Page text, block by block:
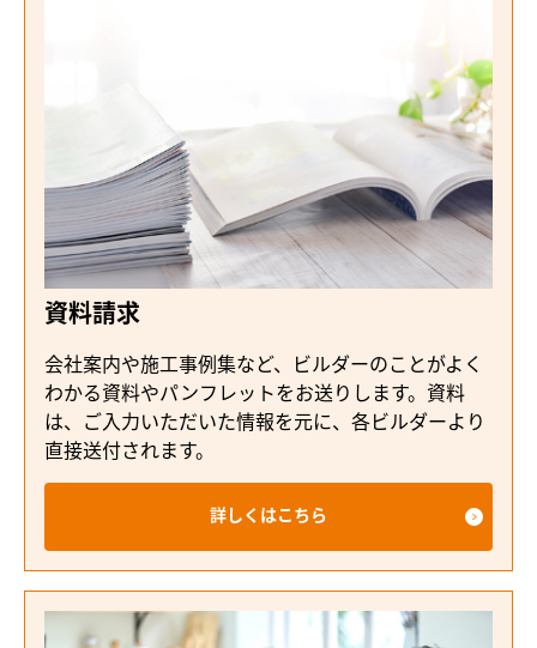
資料請求
会社案内や施工事例集など、ビルダーのことがよく
わかる資料やパンフレットをお送りします。資料
は、ご入力いただいた情報を元に、各ビルダーより
直接送付されます。
詳しくはこちら